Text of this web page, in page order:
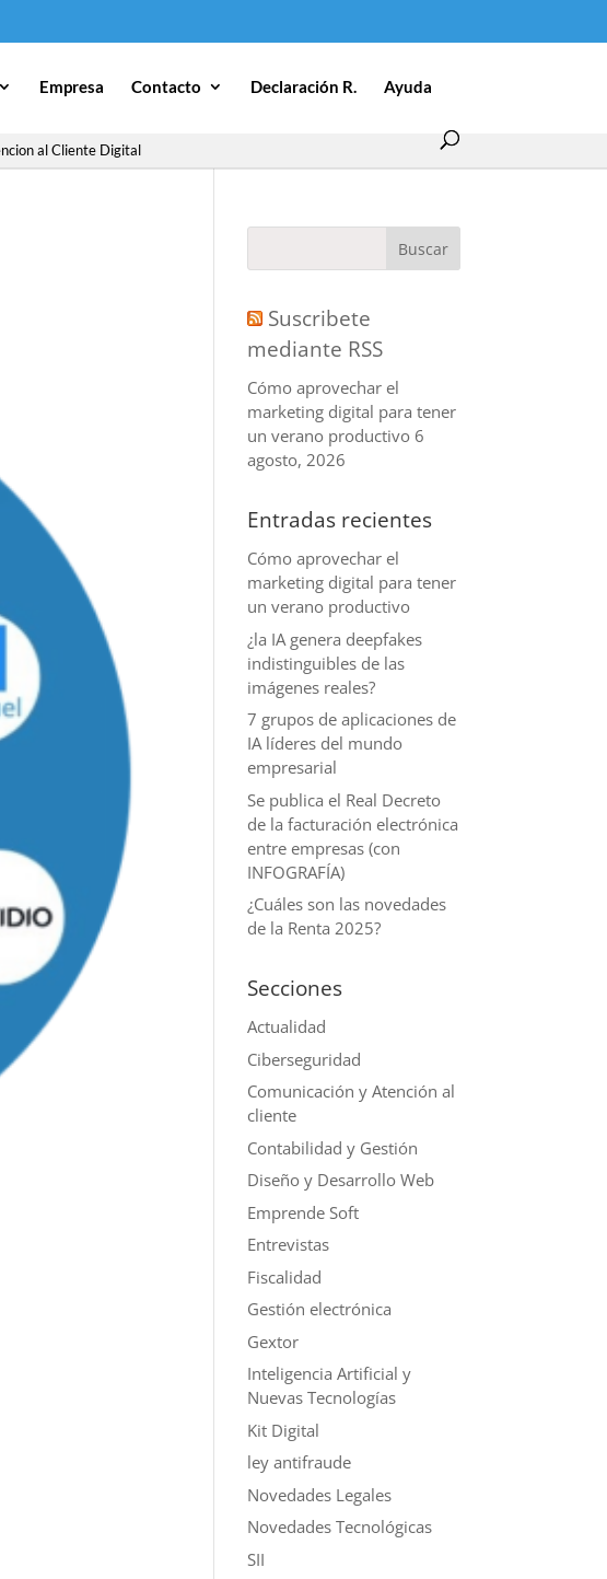
Empresa Contacto Declaración R. Ayuda
al Cliente Digital
Suscribete
mediante RSS
Cómo aprovechar el
marketing digital para tener
un verano productivo 6
agosto, 2026
Entradas recientes
Cómo aprovechar el
marketing digital para tener
un verano productivo
¿la IA genera deepfakes
indistinguibles de las
imágenes reales?
7 grupos de aplicaciones de
IA líderes del mundo
empresarial
Se publica el Real Decreto
de la facturación electrónica
entre empresas (con
INFOGRAFÍA)
¿Cuáles son las novedades
de la Renta 2025?
Secciones
Actualidad
Ciberseguridad
Comunicación y Atención al
cliente
Contabilidad y Gestión
Diseño y Desarrollo Web
Emprende Soft
Entrevistas
Fiscalidad
Gestión electrónica
Gextor
Inteligencia Artificial y
Nuevas Tecnologías
Kit Digital
ley antifraude
Novedades Legales
Novedades Tecnológicas
SII